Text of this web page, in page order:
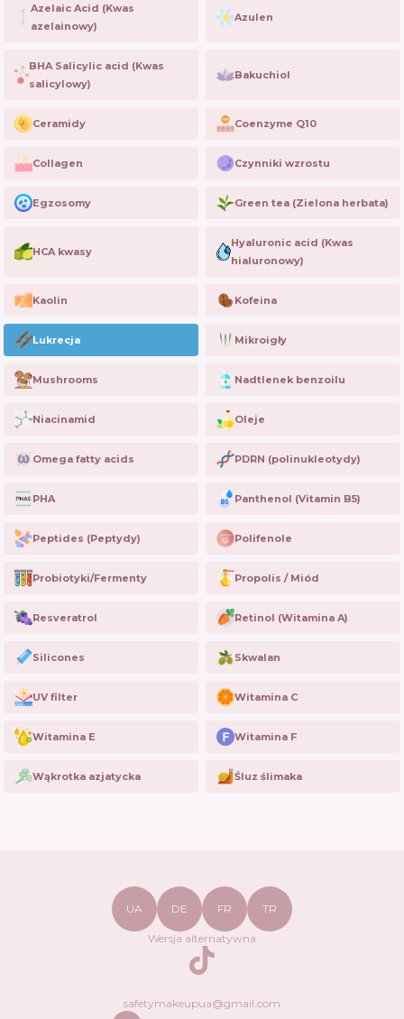
Azelaic Acid (Kwas
azelainowy)
Azulen
BHA Salicylic acid (Kwas
salicylowy)
Bakuchiol
Ceramidy Coenzyme Q10
Collagen Czynniki wzrostu
Egzosomy Green tea (Zielona herbata)
HCA kwasy
Hyaluronic acid (Kwas
hialuronowy)
Kaolin Kofeina
Lukrecja Mikroigły
Mushrooms Nadtlenek benzoilu
Niacinamid Oleje
Omega fatty acids PDRN (polinukleotydy)
PHA Panthenol (Vitamin B5)
Peptides (Peptydy) Polifenole
Probiotyki/Fermenty Propolis / Miód
Resveratrol Retinol (Witamina A)
Silicones Skwalan
UV filter Witamina C
Witamina E Witamina F
Wąkrotka azjatycka Śluz ślimaka
UA DE FR TR
Wersja alternatywna
TikTok
safetymakeupua@gmail.com